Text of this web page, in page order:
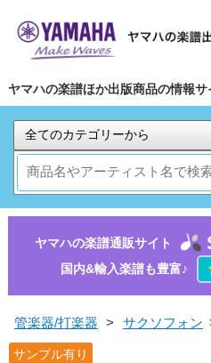
ヤマハの楽譜ほか出版商品の情報サ
ヤマハの楽譜通販サイト
国内&輸入楽譜も豊富♪
管楽器/打楽器 > サクソフォン
サンプル有り